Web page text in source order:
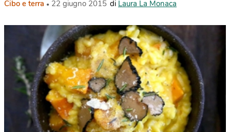
Cibo e terra 22 giugno 2015 di Laura La Monaca